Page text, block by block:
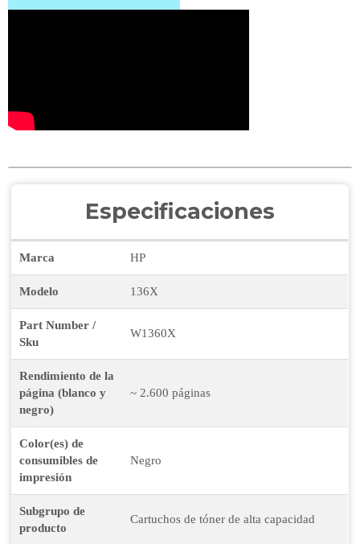
Especificaciones
Marca HP
Modelo 136X
Part Number /
Sku
W1360X
Rendimiento de la
página (blanco y
negro)
~ 2.600 páginas
Color(es) de
consumibles de
impresión
Negro
Subgrupo de
producto
Cartuchos de tóner de alta capacidad